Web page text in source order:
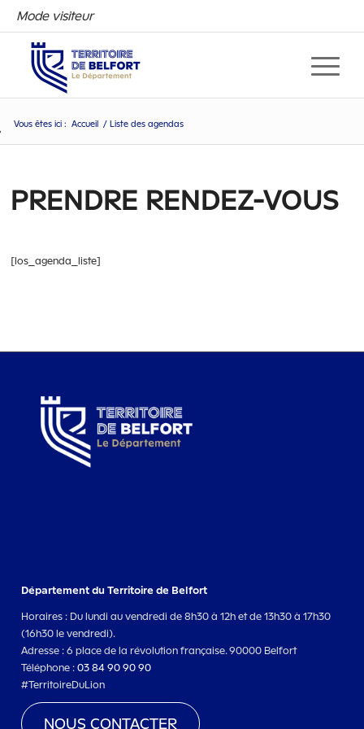
Mode visiteur
Vous êtes ici : Accueil / Liste des agendas
PRENDRE RENDEZ-VOUS
[los_agenda_liste]
Département du Territoire de Belfort
Horaires : Du lundi au vendredi de 8h30 à 12h et de 13h30 à 17h30
(16h30 le vendredi).
Adresse : 6 place de la révolution française. 90000 Belfort
Téléphone :03 84 90 90 90
#TerritoireDuLion
NOUS CONTACTER